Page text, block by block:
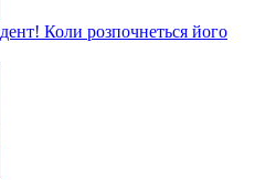
Коли розпочнеться його